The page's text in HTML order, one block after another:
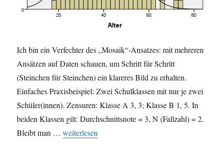
Ich bin ein Verfechter des „Mosaik“-Ansatzes: mit mehreren
Ansätzen auf Daten schauen, um Schritt für Schritt
(Steinchen für Steinchen) ein klareres Bild zu erhalten.
Einfaches Praxisbeispiel: Zwei Schulklassen mit nur je zwei
Schüler(innen). Zensuren: Klasse A 3, 3; Klasse B 1, 5. In
beiden Klassen gilt: Durchschnittsnote = 3, N (Fallzahl) = 2.
Bleibt man …„Verteilungen vergleichen: Mittelwerte und
weiterlesen